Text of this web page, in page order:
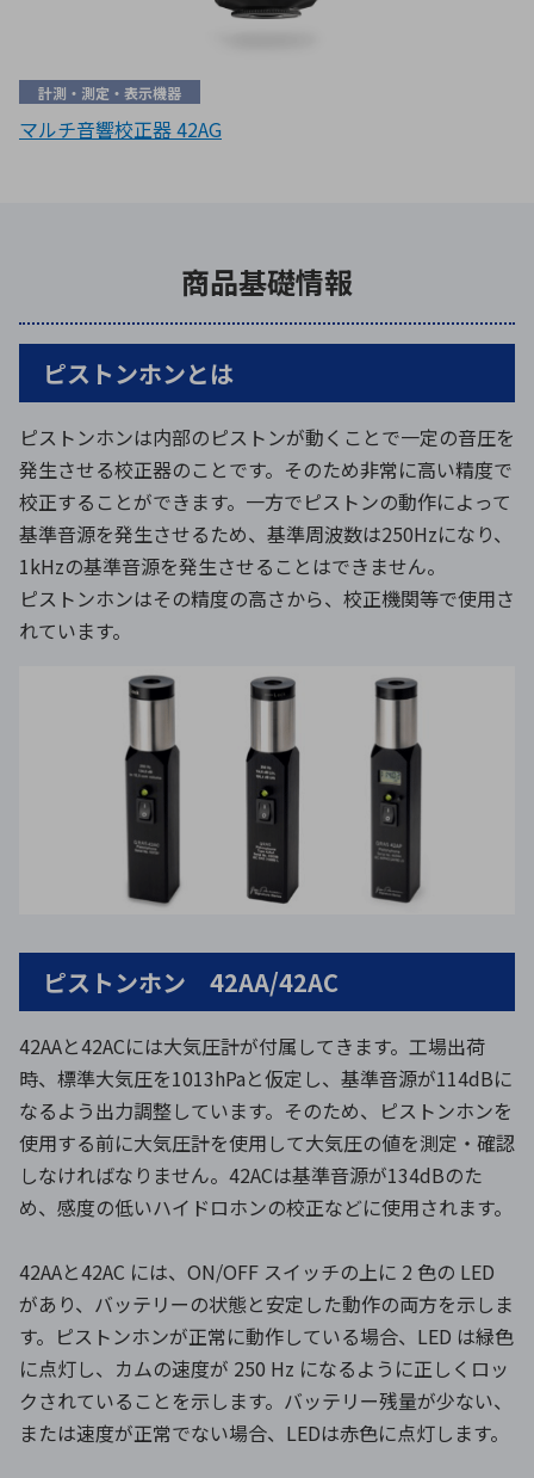
計測・測定・表示機器
マルチ音響校正器 42AG
商品基礎情報
ピストンホンとは
ピストンホンは内部のピストンが動くことで一定の音圧を
発生させる校正器のことです。そのため非常に高い精度で
校正することができます。一方でピストンの動作によって
基準音源を発生させるため、基準周波数は250Hzになり、
1kHzの基準音源を発生させることはできません。
ピストンホンはその精度の高さから、校正機関等で使用さ
れています。
ピストンホン 42AA/42AC
42AAと42ACには大気圧計が付属してきます。工場出荷
時、標準大気圧を1013hPaと仮定し、基準音源が114dBに
なるよう出力調整しています。そのため、ピストンホンを
使用する前に大気圧計を使用して大気圧の値を測定・確認
しなければなりません。42ACは基準音源が134dBのた
め、感度の低いハイドロホンの校正などに使用されます。
42AAと42AC には、ON/OFF スイッチの上に 2 色の LED
があり、バッテリーの状態と安定した動作の両方を示しま
す。ピストンホンが正常に動作している場合、LED は緑色
に点灯し、カムの速度が 250 Hz になるように正しくロッ
クされていることを示します。バッテリー残量が少ない、
または速度が正常でない場合、LEDは赤色に点灯します。